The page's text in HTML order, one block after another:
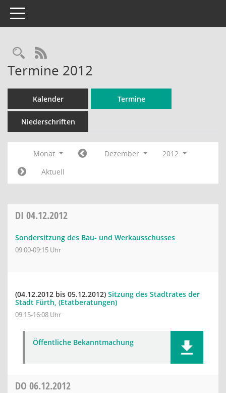
Toggle navigation
Rechercheauswahl
RSS-Feed
Termine 2012
Kalender Termine
Niederschriften
Monat Dezember
2012
Aktuell
DI 04.12.2012
Sondersitzung des Bau- und Werkausschusses
09:00-09:15 Uhr
(04.12.2012 bis 05.12.2012) Sitzung des Stadtrates der
Stadt Fürth, (Etatberatungen)
09:15-16:08 Uhr
Öffentliche Bekanntmachung
DO 06.12.2012